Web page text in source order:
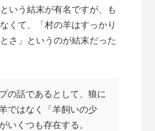
いう結末が有名ですが、も
くて、「村の羊はすっかり
さ」というのが結末だった
の話であるとして、狼に
ではなく「羊飼いの少
いくつも存在する。